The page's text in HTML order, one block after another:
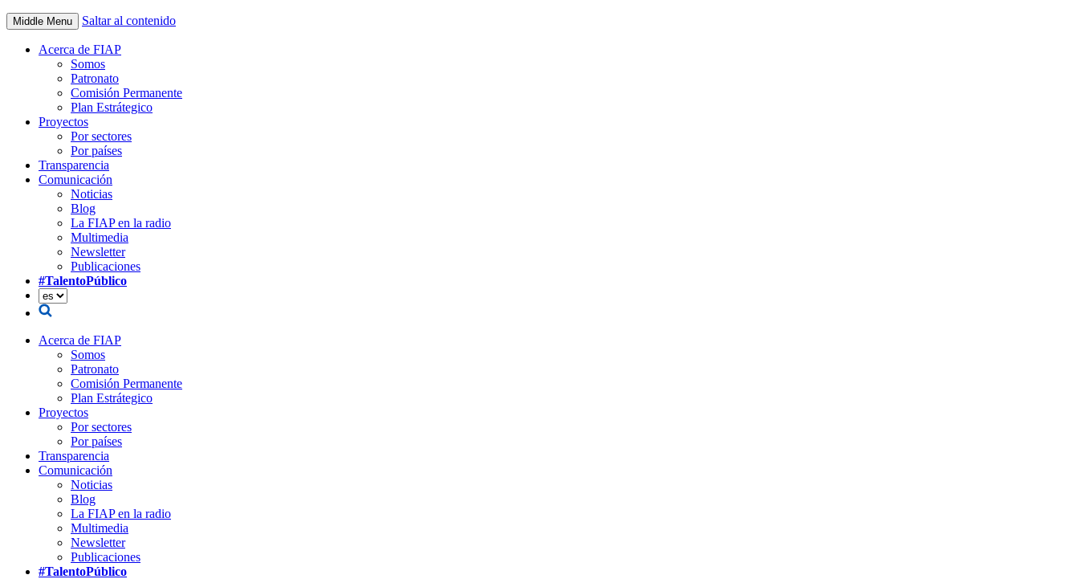
Middle Menu Saltar al contenido
Acerca de FIAP
Somos
Patronato
Comisión Permanente
Plan Estrátegico
Proyectos
Por sectores
Por países
Transparencia
Comunicación
Noticias
Blog
La FIAP en la radio
Multimedia
Newsletter
Publicaciones
#TalentoPúblico
Acerca de FIAP
Somos
Patronato
Comisión Permanente
Plan Estrátegico
Proyectos
Por sectores
Por países
Transparencia
Comunicación
Noticias
Blog
La FIAP en la radio
Multimedia
Newsletter
Publicaciones
#TalentoPúblico